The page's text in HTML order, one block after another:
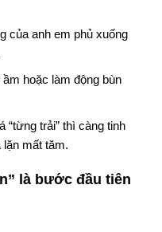
của anh em phủ xuống
hoặc làm động bùn
“từng trải” thì càng tinh
lặn mất tăm.
là bước đầu tiên